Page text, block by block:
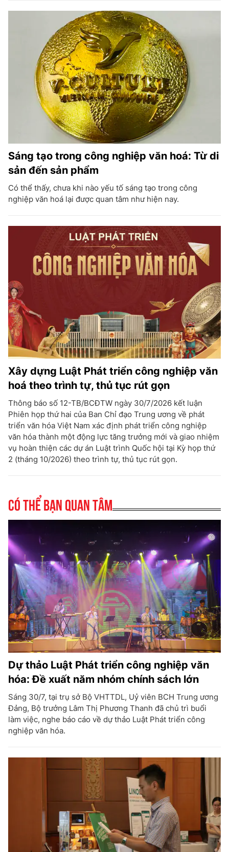
Sáng tạo trong công nghiệp văn hoá: Từ di
sản đến sản phẩm
Có thể thấy, chưa khi nào yếu tố sáng tạo trong công
nghiệp văn hoá lại được quan tâm như hiện nay.
Xây dựng Luật Phát triển công nghiệp văn
hoá theo trình tự, thủ tục rút gọn
Thông báo số 12-TB/BCĐTW ngày 30/7/2026 kết luận
Phiên họp thứ hai của Ban Chỉ đạo Trung ương về phát
triển văn hóa Việt Nam xác định phát triển công nghiệp
văn hóa thành một động lực tăng trưởng mới và giao nhiệm
vụ hoàn thiện các dự án Luật trình Quốc hội tại Kỳ họp thứ
2 (tháng 10/2026) theo trình tự, thủ tục rút gọn.
Có thể bạn quan tâm
Dự thảo Luật Phát triển công nghiệp văn
hóa: Đề xuất năm nhóm chính sách lớn
Sáng 30/7, tại trụ sở Bộ VHTTDL, Uỷ viên BCH Trung ương
Đảng, Bộ trưởng Lâm Thị Phương Thanh đã chủ trì buổi
làm việc, nghe báo cáo về dự thảo Luật Phát triển công
nghiệp văn hóa.